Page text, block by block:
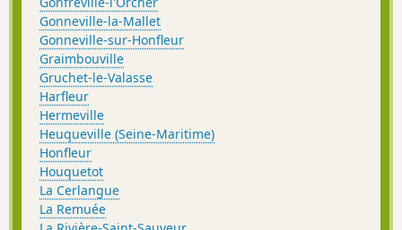
Gonneville-la-Mallet
Gonneville-sur-Honfleur
Graimbouville
Gruchet-le-Valasse
Harfleur
Hermeville
Heuqueville (Seine-Maritime)
Honfleur
Houquetot
La Cerlangue
La Remuée